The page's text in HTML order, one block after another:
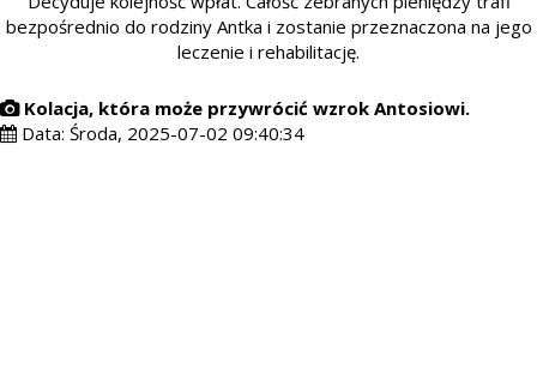
bezpośrednio do rodziny Antka i zostanie przeznaczona na jego
leczenie i rehabilitację.
Kolacja, która może przywrócić wzrok Antosiowi.
Data: Środa, 2025-07-02 09:40:34